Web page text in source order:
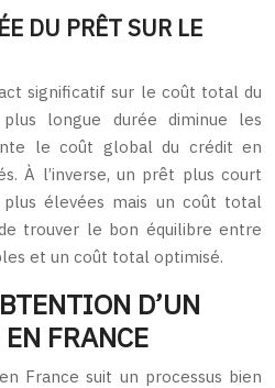
DU PRÊT SUR LE
significatif sur le coût total du
longue durée diminue les
le coût global du crédit en
À l’inverse, un prêt plus court
élevées mais un coût total
trouver le bon équilibre entre
et un coût total optimisé.
D’UN
FRANCE
France suit un processus bien